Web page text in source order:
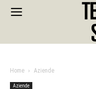
Home Aziende
Aziende